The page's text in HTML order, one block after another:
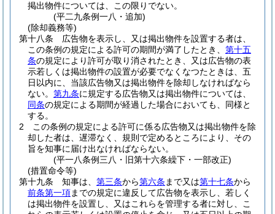
掲出物件については、この限りでない。
(平二九条例一八・追加)
(除却義務等)
第十八条
広告物を表示し、又は掲出物件を設置する者は、
この条例の規定による許可の期間が満了したとき、 第十五
条の規定により許可が取り消されたとき、又は広告物の表
示若しくは掲出物件の設置が必要でなくなつたときは、五
日以内に、当該広告物又は掲出物件を除却しなければなら
ない。 第九条に規定する広告物又は掲出物件については、
同条の規定による期間が経過した場合においても、同様と
する。
2
この条例の規定による許可に係る広告物又は掲出物件を除
却した者は、遅滞なく、規則で定めるところにより、その
旨を知事に届け出なければならない。
(平一八条例三八・旧第十六条繰下・一部改正)
(措置命令等)
第十九条
知事は、 第三条から第六条 まで又は第十七条から
前条第一項までの規定に違反して広告物を表示し、若しく
は掲出物件を設置し、又はこれらを管理する者に対し、こ